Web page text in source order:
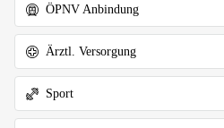
ÖPNV Anbindung
Ärztl. Versorgung
Sport